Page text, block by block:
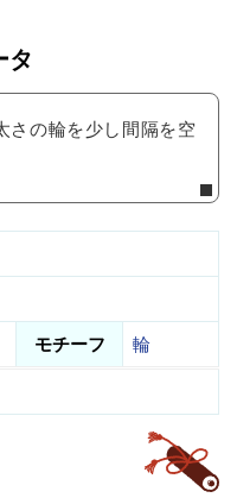
タ
さの輪を少し間隔を空
モチーフ
輪